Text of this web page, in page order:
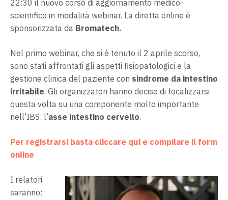
22:30 il nuovo corso di aggiornamento medico-
scientifico in modalità webinar. La diretta online è
sponsorizzata da Bromatech.
Nel primo webinar, che si è tenuto il 2 aprile scorso,
sono stati affrontati gli aspetti fisiopatologici e la
gestione clinica del paziente con sindrome da intestino
irritabile. Gli organizzatori hanno deciso di focalizzarsi
questa volta su una componente molto importante
nell’IBS: l’asse intestino cervello.
Per registrarsi basta cliccare qui e compilare il form
online
I relatori
saranno: